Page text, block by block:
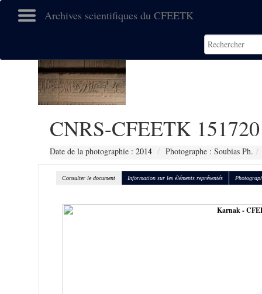
Archives scientifiques du CFEETK
CNRS-CFEETK 151720
Date de la photographie : 2014 Photographe : Soubias Ph.
Consulter le document Information sur les éléments représentés